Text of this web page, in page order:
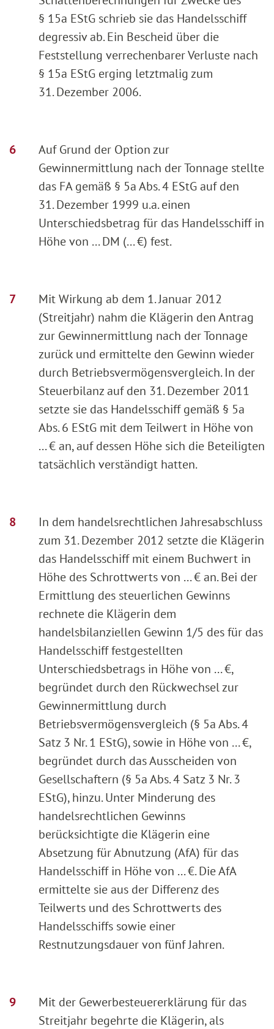
§ 15a EStG schrieb sie das Handelsschiff
degressiv ab. Ein Bescheid über die
Feststellung verrechenbarer Verluste nach
§ 15a EStG erging letztmalig zum
31. Dezember 2006.
Auf Grund der Option zur
Gewinnermittlung nach der Tonnage stellte
das FA gemäß § 5a Abs. 4 EStG auf den
31. Dezember 1999 u.a. einen
Unterschiedsbetrag für das Handelsschiff in
Höhe von ... DM (... €) fest.
Mit Wirkung ab dem 1. Januar 2012
(Streitjahr) nahm die Klägerin den Antrag
zur Gewinnermittlung nach der Tonnage
zurück und ermittelte den Gewinn wieder
durch Betriebsvermögensvergleich. In der
Steuerbilanz auf den 31. Dezember 2011
setzte sie das Handelsschiff gemäß § 5a
Abs. 6 EStG mit dem Teilwert in Höhe von
... € an, auf dessen Höhe sich die Beteiligten
tatsächlich verständigt hatten.
In dem handelsrechtlichen Jahresabschluss
zum 31. Dezember 2012 setzte die Klägerin
das Handelsschiff mit einem Buchwert in
Höhe des Schrottwerts von ... € an. Bei der
Ermittlung des steuerlichen Gewinns
rechnete die Klägerin dem
handelsbilanziellen Gewinn 1/5 des für das
Handelsschiff festgestellten
Unterschiedsbetrags in Höhe von ... €,
begründet durch den Rückwechsel zur
Gewinnermittlung durch
Betriebsvermögensvergleich (§ 5a Abs. 4
Satz 3 Nr. 1 EStG), sowie in Höhe von ... €,
begründet durch das Ausscheiden von
Gesellschaftern (§ 5a Abs. 4 Satz 3 Nr. 3
EStG), hinzu. Unter Minderung des
handelsrechtlichen Gewinns
berücksichtigte die Klägerin eine
Absetzung für Abnutzung (AfA) für das
Handelsschiff in Höhe von ... €. Die AfA
ermittelte sie aus der Differenz des
Teilwerts und des Schrottwerts des
Handelsschiffs sowie einer
Restnutzungsdauer von fünf Jahren.
Mit der Gewerbesteuererklärung für das
Streitjahr begehrte die Klägerin, als